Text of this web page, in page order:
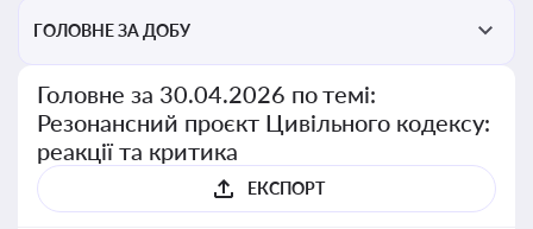
ГОЛОВНЕ ЗА ДОБУ
Головне за 30.04.2026 по темі:
Резонансний проєкт Цивільного кодексу:
реакції та критика
ЕКСПОРТ